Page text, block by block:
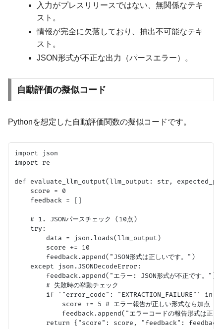
入力がプレスリリースではない、無関係なテキ
スト。
情報が完全に欠落しており、抽出不可能なテキ
スト。
JSON形式が不正な出力（パースエラー）。
自動評価の擬似コード
Pythonを想定した自動評価関数の擬似コードです。
import json
import re
def evaluate_llm_output(llm_output: str,
    score = 0
    feedback = []
    # 1. JSONパースチェック (10点)
    try:
        data = json.loads(llm_output)
        score += 10
        feedback.append("JSON形式は正しいです。")
    except json.JSONDecodeError:
        feedback.append("エラー: JSON形式が不正です。")
        # 失敗時の挙動チェック
if '"error_code": "EXTRACTION_FAILURE"' in
            score += 5 # エラー報告が正しい形式なら加点
feedback.append("エラーコードの報告形式は正し
return {"score": score, "feedback":